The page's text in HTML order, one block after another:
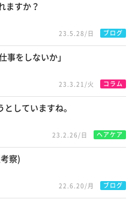
ますか？
23.5.28/日 ブログ
事をしないか」
23.3.21/火 コラム
していますね。
23.2.26/日 ヘアケア
察)
22.6.20/月 ブログ